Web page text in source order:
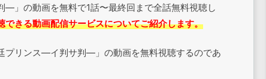
」の動画を無料で1話〜最終回まで全話無料視聴し
できる動画配信サービスについてご紹介します。
プリンス―イ判サ判―」の動画を無料視聴するのであ